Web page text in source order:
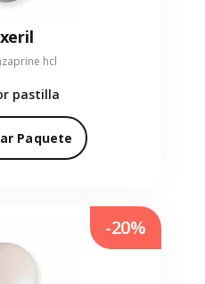
hcl
pastilla
Paquete
-20%